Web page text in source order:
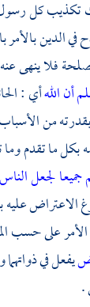
تكذيب كل
في الدين
فلا ينهى
أن اللهأي :
بقدرته من
ما تقدم وما
لجعل
الأمر على
يفعل في
.